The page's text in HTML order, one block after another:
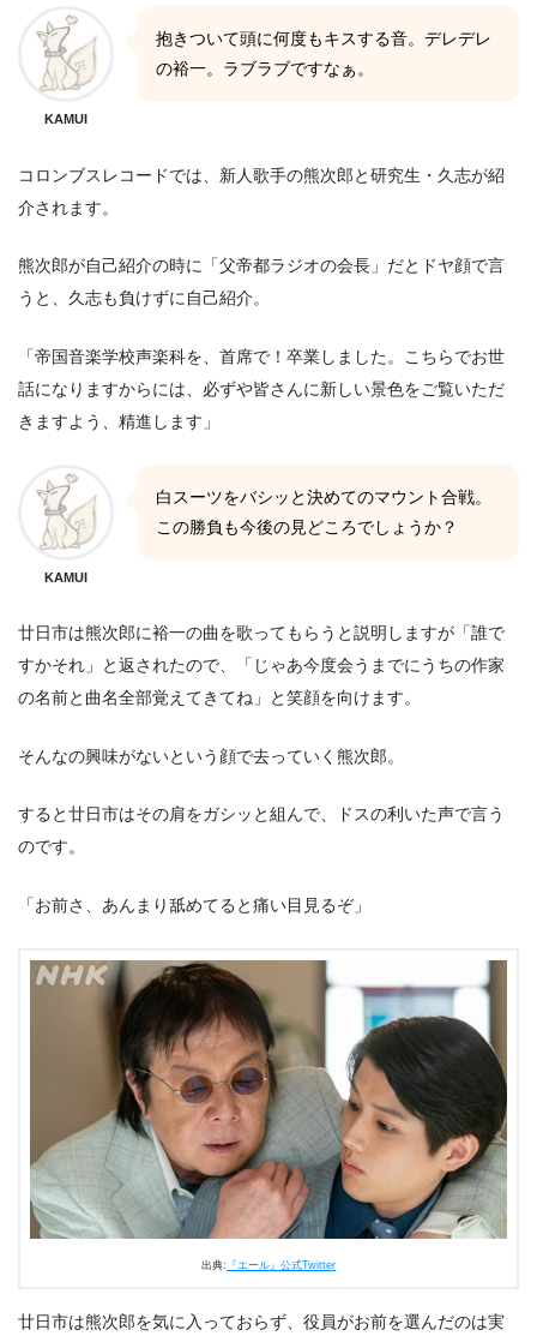
KAMUI
抱きついて頭に何度もキスする音。デレデレ
の裕一。ラブラブですなぁ。
コロンブスレコードでは、新人歌手の熊次郎と研究生・久志が紹
介されます。
熊次郎が自己紹介の時に「父帝都ラジオの会長」だとドヤ顔で言
うと、久志も負けずに自己紹介。
「帝国音楽学校声楽科を、首席で！卒業しました。こちらでお世
話になりますからには、必ずや皆さんに新しい景色をご覧いただ
きますよう、精進します」
KAMUI
白スーツをバシッと決めてのマウント合戦。
この勝負も今後の見どころでしょうか？
廿日市は熊次郎に裕一の曲を歌ってもらうと説明しますが「誰で
すかそれ」と返されたので、「じゃあ今度会うまでにうちの作家
の名前と曲名全部覚えてきてね」と笑顔を向けます。
そんなの興味がないという顔で去っていく熊次郎。
すると廿日市はその肩をガシッと組んで、ドスの利いた声で言う
のです。
「お前さ、あんまり舐めてると痛い目見るぞ」
出典: 『エール』公式Twitter
廿日市は熊次郎を気に入っておらず、役員がお前を選んだのは実